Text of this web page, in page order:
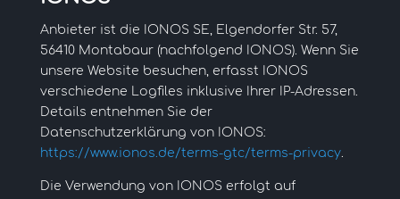
Anbieter ist die IONOS SE, Elgendorfer Str. 57,
56410 Montabaur (nachfolgend IONOS). Wenn Sie
unsere Website besuchen, erfasst IONOS
verschiedene Logfiles inklusive Ihrer IP-Adressen.
Details entnehmen Sie der
Datenschutzerklärung von IONOS:
https://www.ionos.de/terms-gtc/terms-privacy.
Die Verwendung von IONOS erfolgt auf